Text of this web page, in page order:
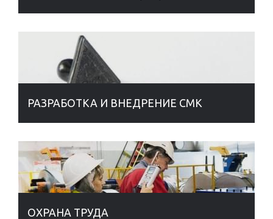
РАЗРАБОТКА И ВНЕДРЕНИЕ СМК
ОХРАНА ТРУДА